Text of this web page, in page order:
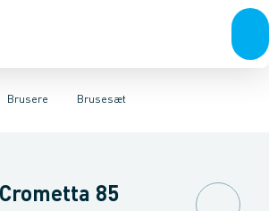
& rørKuglehaner & ventiler
Brusere
cisterner VaskeArmaturer
Brusesæt
BrusesætBrusestænger
85